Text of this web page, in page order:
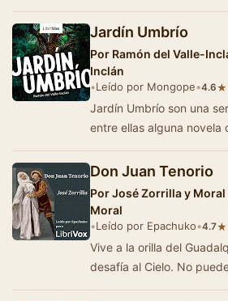
Jardín Umbrío
Por Ramón del Valle-
Inclán
•Leído por Mongope•4.6★
Jardín Umbrío son una
entre ellas alguna novela
Don Juan Tenorio
PorJosé Zorrilla y
Moral
•Leído por Epachuko•4.7★
Vive a la orilla del
desafía al Cielo. No